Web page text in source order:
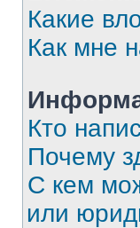
Какие
Как мне
Кто
Почему
С кем
или